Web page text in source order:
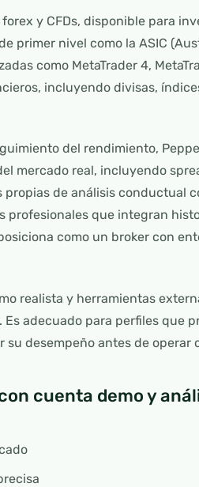
y CFDs, disponible para
primer nivel como la ASIC
como MetaTrader 4,
incluyendo divisas,
del rendimiento,
mercado real, incluyendo
de análisis conductual
profesionales que integran
como un broker con
realista y herramientas
adecuado para perfiles que
desempeño antes de operar
cuenta demo y